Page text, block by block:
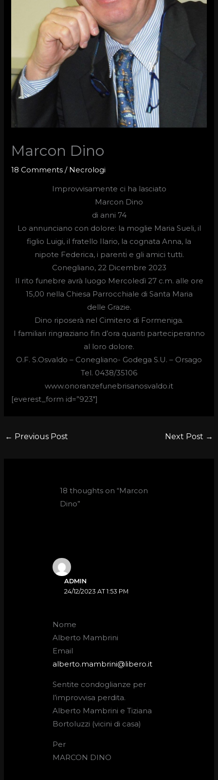
Marcon Dino
18 Comments / Necrologi
Improvvisamente ci ha lasciato
Marcon Dino
di anni 74
Lo annunciano con dolore: la moglie Maria Sueli, il
figlio Luigi, il fratello Ilario, la cognata Anna, la
nipote Federica, i parenti e gli amici tutti.
Conegliano, 22 Dicembre 2023
Il rito funebre avrà luogo Mercoledì 27 c.m. alle ore
15,00 nella Chiesa Parrocchiale di Santa Maria
delle Grazie.
Dino riposerà nel Cimitero di Formeniga.
I familiari ringraziano fin d’ora quanti parteciperanno
al loro dolore.
O.F. S.Osvaldo – Conegliano- Godega S.U. – Orsago
Tel. 0438/35106
www.onoranzefunebrisanosvaldo.it
[everest_form id=”923″]
← Previous Post Next Post →
18 thoughts on “Marcon
Dino”
ADMIN
24/12/2023 AT 1:53 PM
Nome
Alberto Mambrini
Email
alberto.mambrini@libero.it
Sentite condoglianze per
l’improvvisa perdita.
Alberto Mambrini e Tiziana
Bortoluzzi (vicini di casa)
Per
MARCON DINO